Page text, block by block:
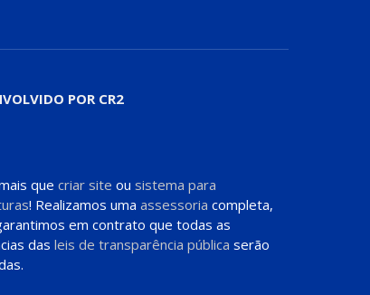
POR CR2
que criar site ou sistema para
! Realizamos uma assessoria completa,
em contrato que todas as
das leis de transparência pública serão